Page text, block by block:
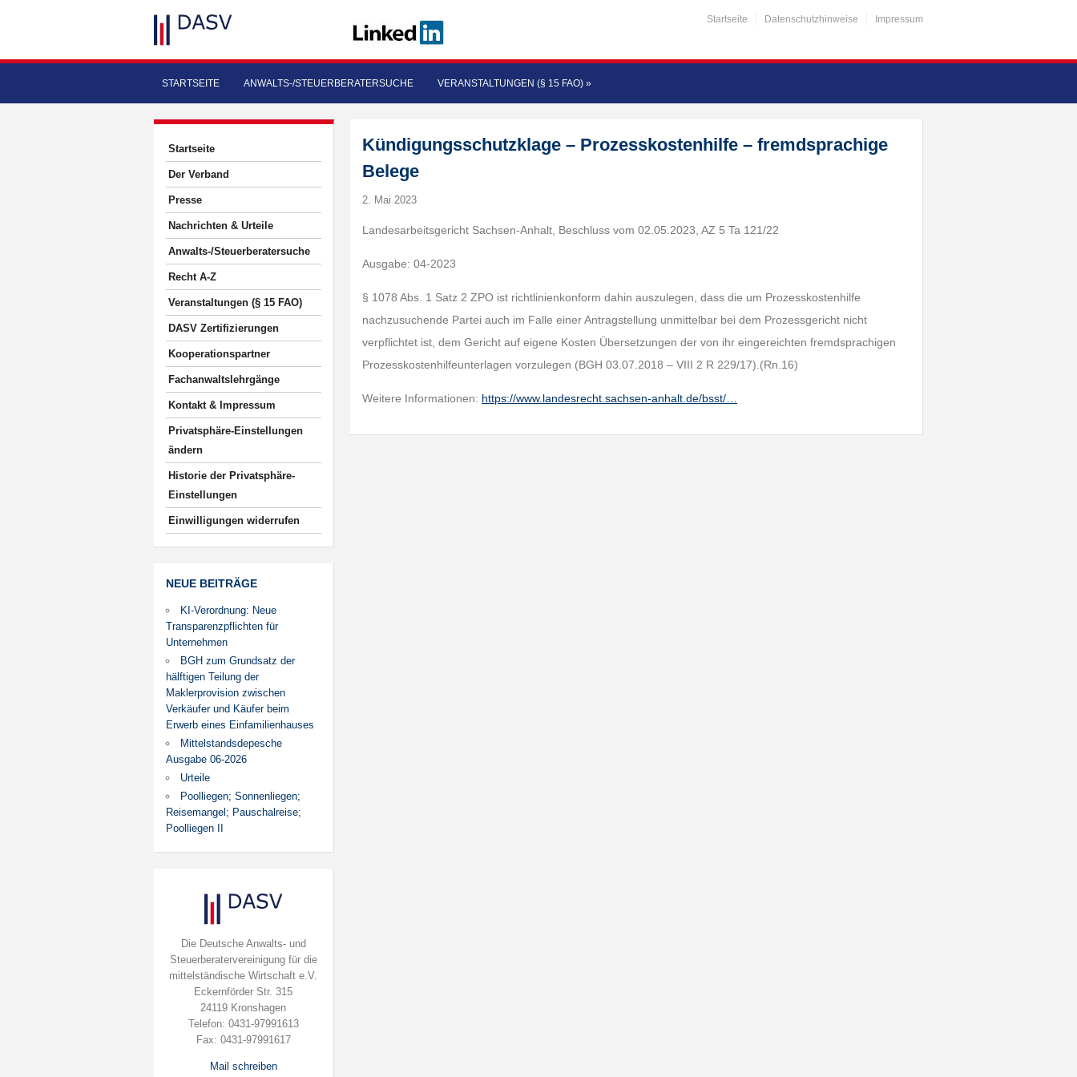
Startseite Datenschutzhinweise Impressum
STARTSEITE ANWALTS-/STEUERBERATERSUCHE VERANSTALTUNGEN (§ 15 FAO) »
Startseite
Der Verband
Presse
Nachrichten & Urteile
Anwalts-/Steuerberatersuche
Recht A-Z
Veranstaltungen (§ 15 FAO)
DASV Zertifizierungen
Kooperationspartner
Fachanwaltslehrgänge
Kontakt & Impressum
Privatsphäre-Einstellungen
ändern
Historie der Privatsphäre-
Einstellungen
Einwilligungen widerrufen
NEUE BEITRÄGE
KI-Verordnung: Neue
Transparenzpflichten für
Unternehmen
BGH zum Grundsatz der
hälftigen Teilung der
Maklerprovision zwischen
Verkäufer und Käufer beim
Erwerb eines Einfamilienhauses
Mittelstandsdepesche
Ausgabe 06-2026
Urteile
Poolliegen; Sonnenliegen;
Reisemangel; Pauschalreise;
Poolliegen II
Die Deutsche Anwalts- und
Steuerberatervereinigung für die
mittelständische Wirtschaft e.V.
Eckernförder Str. 315
24119 Kronshagen
Telefon: 0431-97991613
Fax: 0431-97991617
Mail schreiben
Kündigungsschutzklage – Prozesskostenhilfe – fremdsprachige
Belege
2. Mai 2023
Landesarbeitsgericht Sachsen-Anhalt, Beschluss vom 02.05.2023, AZ 5 Ta 121/22
Ausgabe: 04-2023
§ 1078 Abs. 1 Satz 2 ZPO ist richtlinienkonform dahin auszulegen, dass die um Prozesskostenhilfe
nachzusuchende Partei auch im Falle einer Antragstellung unmittelbar bei dem Prozessgericht nicht
verpflichtet ist, dem Gericht auf eigene Kosten Übersetzungen der von ihr eingereichten fremdsprachigen
Prozesskostenhilfeunterlagen vorzulegen (BGH 03.07.2018 – VIII 2 R 229/17).(Rn.16)
Weitere Informationen: https://www.landesrecht.sachsen-anhalt.de/bsst/…